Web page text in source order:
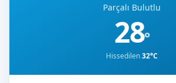
Parçalı Bulutlu
28°
Hissedilen32°C